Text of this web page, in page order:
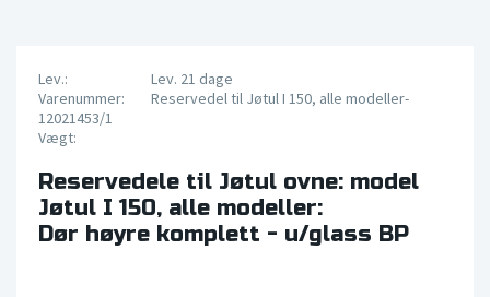
Lev.:
Lev. 21 dage
Varenummer:
Reservedel til Jøtul I 150, alle modeller-
12021453/1
Vægt:
Reservedele til Jøtul ovne: model
Jøtul I 150, alle modeller:
Dør høyre komplett - u/glass BP